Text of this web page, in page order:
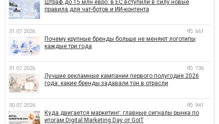
Штраф до 15 млн евро: в ЕС вступили в силу новые
правила для чат-ботов и ИИ-контента
31.07.2026 661
Почему крупные бренды больше не меняют логотипы
каждые три года
31.07.2026 736
Лучшие рекламные кампании первого полугодия 2026
года: какие бренды задавали тон в отрасли
30.07.2026 941
Куда двигается маркетинг: главные сигналы рынка по
итогам Digital Marketing Day от GoIT